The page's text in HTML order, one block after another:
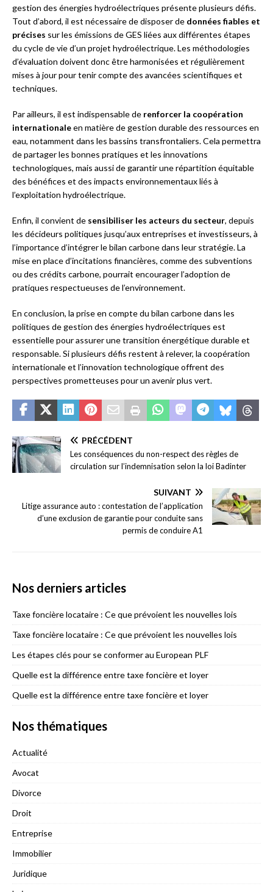
gestion des énergies hydroélectriques présente plusieurs défis.
Tout d’abord, il est nécessaire de disposer de données fiables et
précises sur les émissions de GES liées aux différentes étapes
du cycle de vie d’un projet hydroélectrique. Les méthodologies
d’évaluation doivent donc être harmonisées et régulièrement
mises à jour pour tenir compte des avancées scientifiques et
techniques.
Par ailleurs, il est indispensable de renforcer la coopération
internationaleen matière de gestion durable des ressources en
eau, notamment dans les bassins transfrontaliers. Cela permettra
de partager les bonnes pratiques et les innovations
technologiques, mais aussi de garantir une répartition équitable
des bénéfices et des impacts environnementaux liés à
l’exploitation hydroélectrique.
Enfin, il convient de sensibiliser les acteurs du secteur, depuis
les décideurs politiques jusqu’aux entreprises et investisseurs, à
l’importance d’intégrer le bilan carbone dans leur stratégie. La
mise en place d’incitations financières, comme des subventions
ou des crédits carbone, pourrait encourager l’adoption de
pratiques respectueuses de l’environnement.
En conclusion, la prise en compte du bilan carbone dans les
politiques de gestion des énergies hydroélectriques est
essentielle pour assurer une transition énergétique durable et
responsable. Si plusieurs défis restent à relever, la coopération
internationale et l’innovation technologique offrent des
perspectives prometteuses pour un avenir plus vert.
PRÉCÉDENT
Les conséquences du non-respect des règles de
circulation sur l’indemnisation selon la loi Badinter
SUIVANT
Litige assurance auto : contestation de l’application
d’une exclusion de garantie pour conduite sans
permis de conduire A1
Nos derniers articles
Taxe foncière locataire : Ce que prévoient les nouvelles lois
Taxe foncière locataire : Ce que prévoient les nouvelles lois
Les étapes clés pour se conformer au European PLF
Quelle est la différence entre taxe foncière et loyer
Quelle est la différence entre taxe foncière et loyer
Nos thématiques
Actualité
Avocat
Divorce
Droit
Entreprise
Immobilier
Juridique